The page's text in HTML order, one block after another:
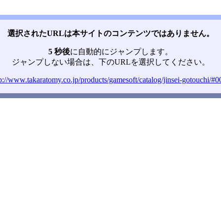
選択されたURLは本サイトのコンテンツではありません。
5 秒後に自動的にジャンプします。
ジャンプしない場合は、下のURLを選択してください。
www.takaratomy.co.jp/products/gamesoft/catalog/jinsei-gotouchi/